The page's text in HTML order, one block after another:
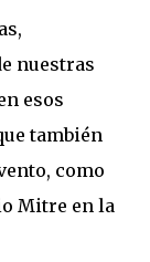
nuestras
esos
también
como
Mitre en la